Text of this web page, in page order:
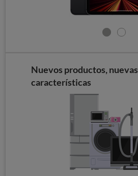
Nuevos productos, nuevas
características